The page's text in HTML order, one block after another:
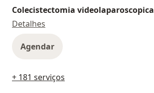
Colecistectomia videolaparoscopica
Detalhes
Agendar
+ 181 serviços